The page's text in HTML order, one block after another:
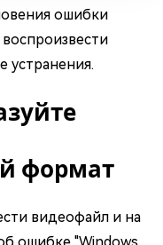
ошибки
устранения.
формат
видеофайл и на